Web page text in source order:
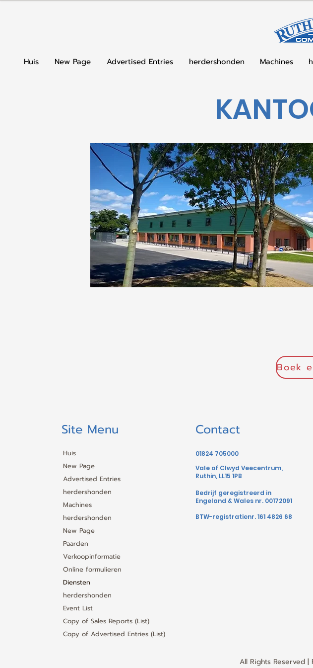
Huis New Page Advertised Entries herdershonden Machines
Site Menu
Huis
New Page
Advertised Entries
herdershonden
Machines
herdershonden
New Page
Paarden
Verkoopinformatie
Online formulieren
Diensten
herdershonden
Event List
Copy of Sales Reports (List)
Copy of Advertised Entries (List)
Contact
01824 705000
Vale of Clwyd Veecentrum,
Ruthin, LL15 1PB
Bedrijf geregistreerd in
Engeland & Wales nr. 00172091
BTW-registratienr. 161 4826 68
All Rights Reserved